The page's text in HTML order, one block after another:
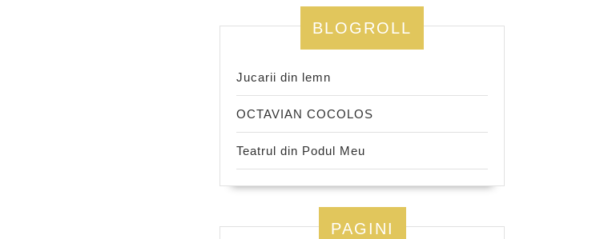
BLOGROLL
Jucarii din lemn
OCTAVIAN COCOLOS
Teatrul din Podul Meu
PAGINI